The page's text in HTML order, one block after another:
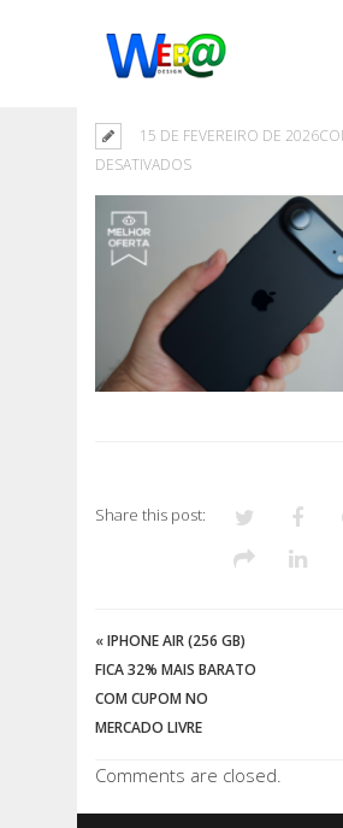
15 DE FEVEREIRO DE 2026
DESATIVADOSEM
Share this post:
«IPHONE AIR (256 GB)
FICA 32% MAIS BARATO
COM CUPOM NO
MERCADO LIVRE
Comments are closed.